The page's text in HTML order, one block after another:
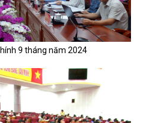
9 tháng năm 2024